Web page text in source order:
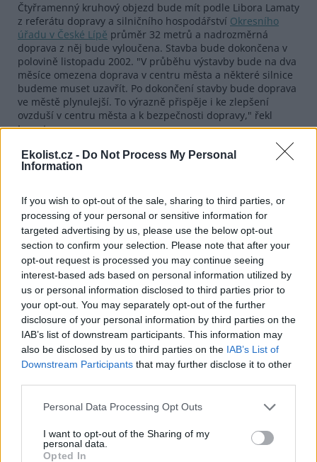
Ekolist.cz - Do Not Process My Personal
Information
If you wish to opt-out of the sale, sharing to third parties, or
processing of your personal or sensitive information for
targeted advertising by us, please use the below opt-out
section to confirm your selection. Please note that after your
opt-out request is processed you may continue seeing
interest-based ads based on personal information utilized by
us or personal information disclosed to third parties prior to
your opt-out. You may separately opt-out of the further
disclosure of your personal information by third parties on the
IAB’s list of downstream participants. This information may
also be disclosed by us to third parties on the IAB’s List of
Downstream Participants that may further disclose it to other
Personal Data Processing Opt Outs
I want to opt-out of the Sharing of my
personal data.
Opted In
Čtyřramenný kruhový objezd bude mít podle Libora Lamaty
z referátu dopravy a silničního hospodářství Okresního
úřadu v České Lípě průměr 32 metrů a nadrozměrná
doprava z něj bude vyloučena. Stavba bude dokončena v
polovině listopadu 2002. "V průběhu výstavby bude na dva
měsíce omezena doprava v centru města a některé silnice
budeme muset uzavřít. Po dokončení stavby bude doprava
ve městě plynulejší. To výrazně přispěje i ke zlepšení
ovzduší v centru města a k bezpečnosti dopravy," řekl
Lamata.
Nový Bor má zhruba 12 500 obyvatel a hospodaří s
vyrovnaným rozpočtem ve výši 126,5 milionu korun. Na
dosáhnou letos podle Málka téměř 100 milionů korun.